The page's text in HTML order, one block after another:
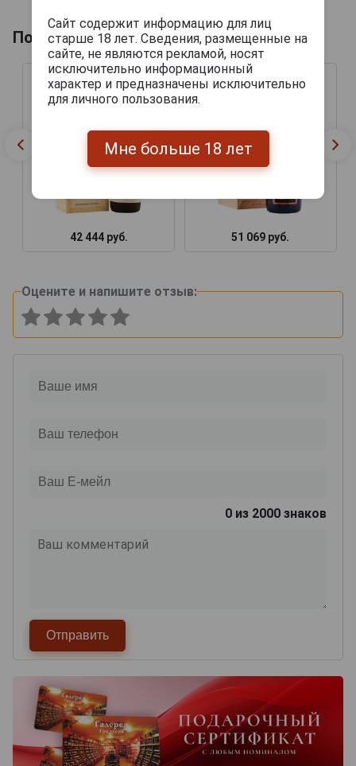
Похожие товары по году производства
42 444 руб. 51 069 руб.
Оцените и напишите отзыв:
0 из 2000 знаков
Сайт содержит информацию для лиц
старше 18 лет. Сведения, размещенные на
сайте, не являются рекламой, носят
исключительно информационный
характер и предназначены исключительно
для личного пользования.
Мне больше 18 лет